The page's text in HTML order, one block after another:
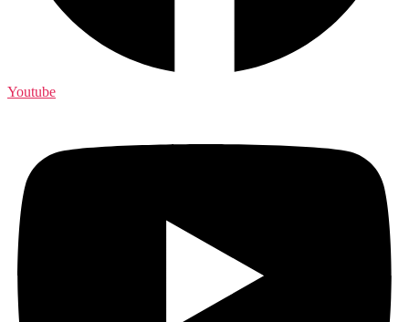
Youtube